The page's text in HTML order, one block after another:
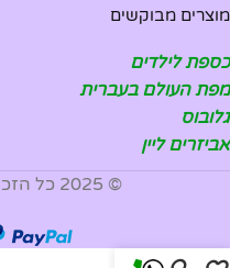
מוצרים מבוקשים
כספת לילדים
מפת העולם בעברית
גלובוס
אביזרים ליין
© 2025 כל הזכויות שמורות לתן גיפט